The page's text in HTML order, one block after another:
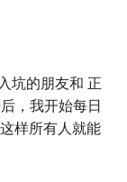
坑的朋友和 正
，我开始每日
样所有人就能